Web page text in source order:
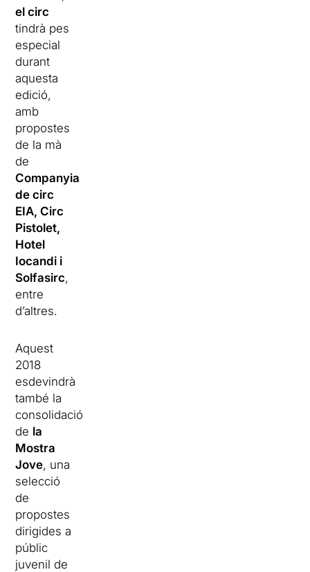
el circ
tindrà pes
especial
durant
aquesta
edició,
amb
propostes
de la mà
de
Companyia
de circ
EIA, Circ
Pistolet,
Hotel
Iocandi i
Solfasirc,
entre
d’altres.
Aquest
2018
esdevindrà
també la
consolidació
de la
Mostra
Jove, una
selecció
de
propostes
dirigides a
públic
juvenil de